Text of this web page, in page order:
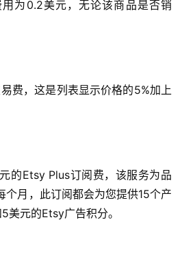
为0.2美元，无论该商品是否销
费，这是列表显示价格的5%加上
的Etsy Plus订阅费，该服务为品
个月，此订阅都会为您提供15个产
美元的Etsy广告积分。